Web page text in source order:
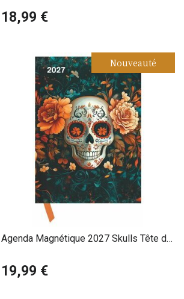
18,99 €
Nouveauté
Agenda Magnétique 2027 Skulls Tête de
19,99 €